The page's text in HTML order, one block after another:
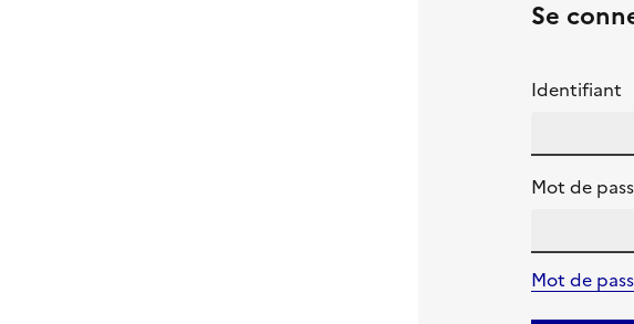
Se
Identifiant
Mot de
Mot de